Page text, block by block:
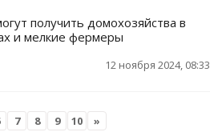
получить домохозяйства в
и мелкие фермеры
12 ноября 2024, 08:33
7 8 9 10 »